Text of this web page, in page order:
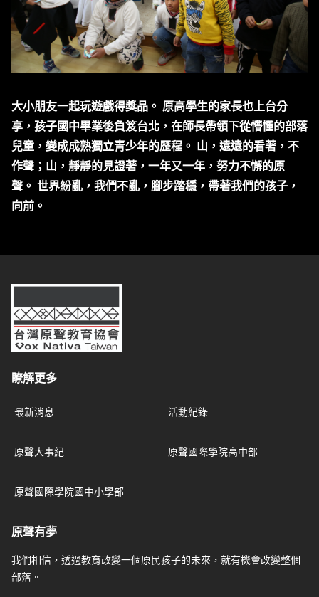
大小朋友一起玩遊戲得獎品。 原高學生的家長也上台分
享，孩子國中畢業後負笈台北，在師長帶領下從懵懂的部落
兒童，變成成熟獨立青少年的歷程。 山，遠遠的看著，不
作聲；山，靜靜的見證著，一年又一年，努力不懈的原
聲。 世界紛亂，我們不亂，腳步踏穩，帶著我們的孩子，
向前。
台灣原聲教育協會
瞭解更多
最新消息 活動紀錄
原聲大事紀 原聲國際學院高中部
原聲國際學院國中小學部
原聲有夢
我們相信，透過教育改變一個原民孩子的未來，就有機會改變整個
部落。